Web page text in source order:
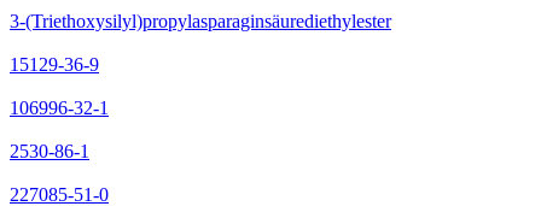
3-(Triethoxysilyl)propylasparaginsäurediethylester
15129-36-9
106996-32-1
2530-86-1
227085-51-0